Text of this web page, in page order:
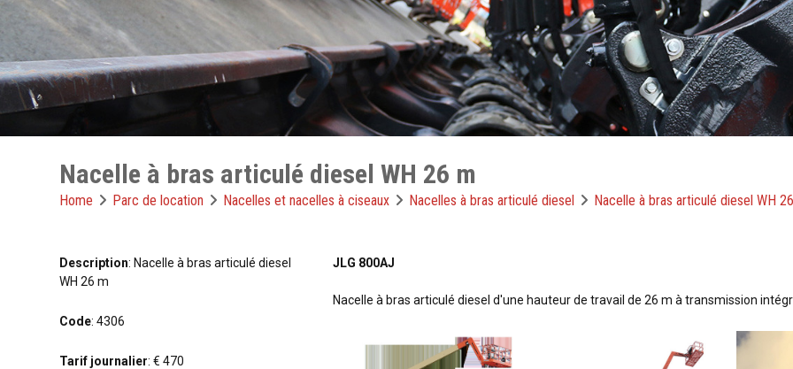
Nacelle à bras articulé diesel WH 26 m
Home Parc de location Nacelles et nacelles à ciseaux Nacelles à bras articulé diesel Nacelle à bras articulé diesel WH
Description: Nacelle à bras articulé diesel
WH 26 m
Code: 4306
Tarif journalier: € 470
JLG 800AJ
Nacelle à bras articulé diesel d'une hauteur de travail de 26 m à transmission